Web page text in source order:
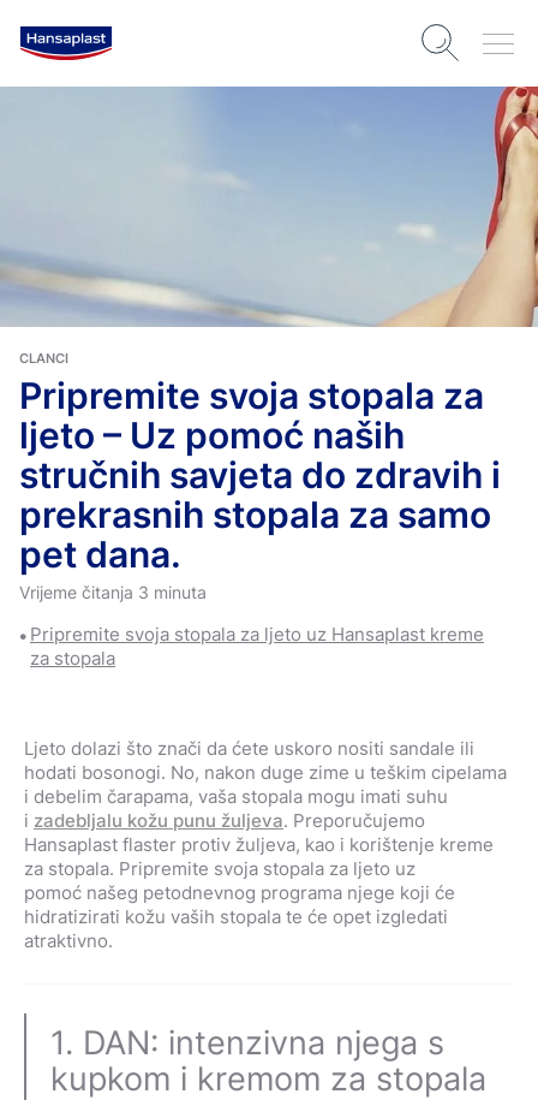
CLANCI
Pripremite svoja stopala za
ljeto – Uz pomoć naših
stručnih savjeta do zdravih i
prekrasnih stopala za samo
pet dana.
Vrijeme čitanja 3 minuta
Pripremite svoja stopala za ljeto uz Hansaplast kreme
za stopala
Ljeto dolazi što znači da ćete uskoro nositi sandale ili
hodati bosonogi. No, nakon duge zime u teškim cipelama
i debelim čarapama, vaša stopala mogu imati suhu
i zadebljalu kožu punu žuljeva. Preporučujemo
Hansaplast flaster protiv žuljeva, kao i korištenje kreme
za stopala. Pripremite svoja stopala za ljeto uz
pomoć našeg petodnevnog programa njege koji će
hidratizirati kožu vaših stopala te će opet izgledati
atraktivno.
1. DAN: intenzivna njega s
kupkom i kremom za stopala